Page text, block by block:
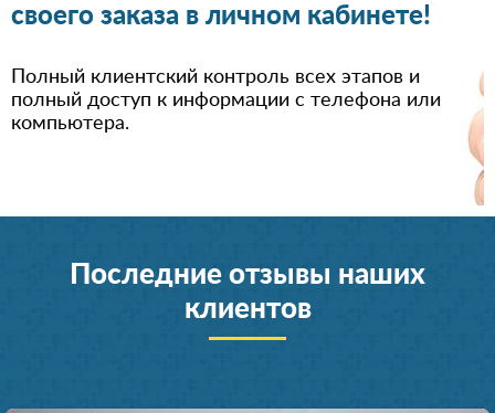
своего заказа в личном кабинете!
Полный клиентский контроль всех этапов и
полный доступ к информации с телефона или
компьютера.
Последние отзывы наших
клиентов